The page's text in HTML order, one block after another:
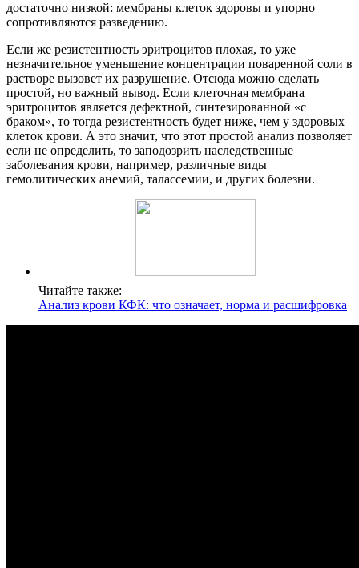
достаточно низкой: мембраны клеток здоровы и упорно
сопротивляются разведению.
Если же резистентность эритроцитов плохая, то уже
незначительное уменьшение концентрации поваренной соли в
растворе вызовет их разрушение. Отсюда можно сделать
простой, но важный вывод. Если клеточная мембрана
эритроцитов является дефектной, синтезированной «с
браком», то тогда резистентность будет ниже, чем у здоровых
клеток крови. А это значит, что этот простой анализ позволяет
если не определить, то заподозрить наследственные
заболевания крови, например, различные виды
гемолитических анемий, талассемии, и других болезни.
Читайте также:
Анализ крови КФК: что означает, норма и расшифровка